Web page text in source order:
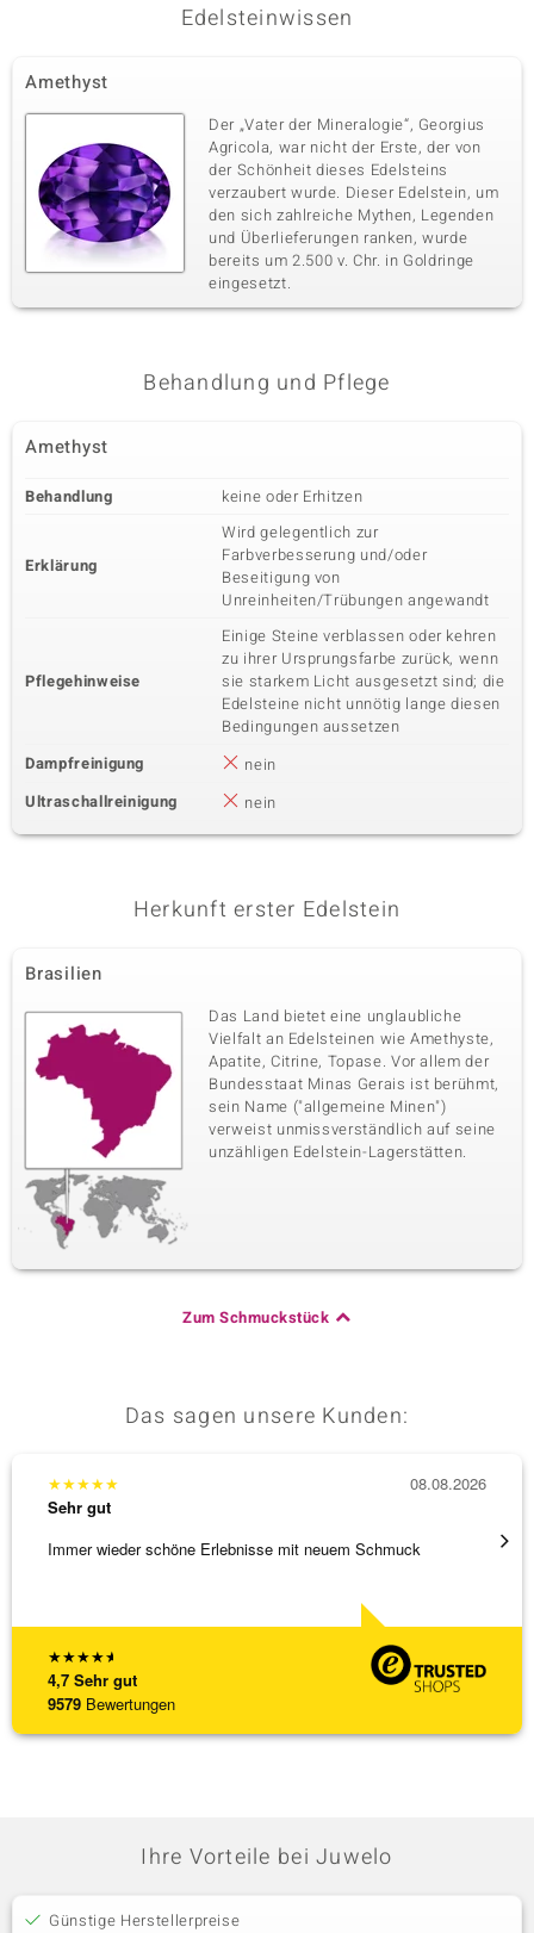
Edelsteinwissen
Amethyst
Der „Vater der Mineralogie“, Georgius
Agricola, war nicht der Erste, der von
der Schönheit dieses Edelsteins
verzaubert wurde. Dieser Edelstein, um
den sich zahlreiche Mythen, Legenden
und Überlieferungen ranken, wurde
bereits um 2.500 v. Chr. in Goldringe
eingesetzt.
Behandlung und Pflege
Amethyst
Behandlung keine oder Erhitzen
Erklärung
Wird gelegentlich zur
Farbverbesserung und/oder
Beseitigung von
Unreinheiten/Trübungen angewandt
Pflegehinweise
Einige Steine verblassen oder kehren
zu ihrer Ursprungsfarbe zurück, wenn
sie starkem Licht ausgesetzt sind; die
Edelsteine nicht unnötig lange diesen
Bedingungen aussetzen
Dampfreinigung
nein
Ultraschallreinigung
nein
Herkunft erster Edelstein
Brasilien
Das Land bietet eine unglaubliche
Vielfalt an Edelsteinen wie Amethyste,
Apatite, Citrine, Topase. Vor allem der
Bundesstaat Minas Gerais ist berühmt,
sein Name ("allgemeine Minen")
verweist unmissverständlich auf seine
unzähligen Edelstein-Lagerstätten.
Zum Schmuckstück
Das sagen unsere Kunden:
★★★★★
4,7 Sehr gut
9579 Bewertungen
★★★★★
Sehr gut
Immer wieder schöne Erlebnisse mit neuem Schmuck
08.08.2026
Ihre Vorteile bei Juwelo
Günstige Herstellerpreise